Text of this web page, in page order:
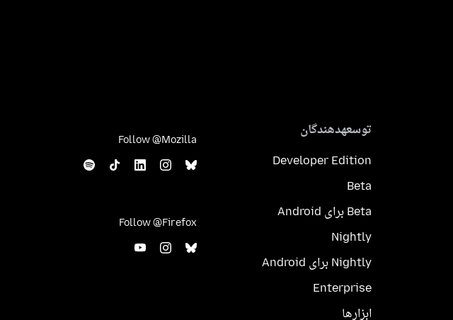
توسعهدهندگان
Developer Edition
Beta
Beta برای Android
Nightly
Nightly برای Android
Enterprise
ابزارها
Follow @Mozilla
Follow @Firefox